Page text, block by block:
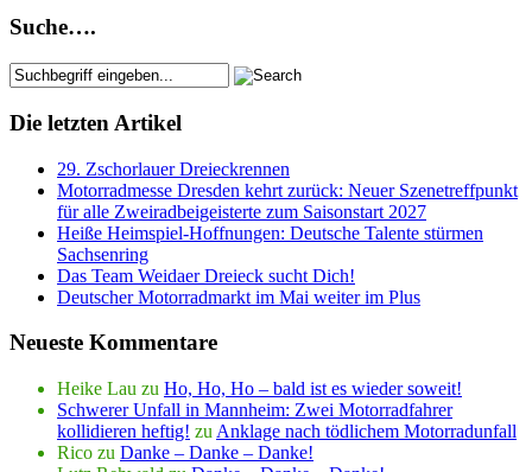
Suche….
Die letzten Artikel
29. Zschorlauer Dreieckrennen
Motorradmesse Dresden kehrt zurück: Neuer Szenetreffpunkt
für alle Zweiradbeigeisterte zum Saisonstart 2027
Heiße Heimspiel-Hoffnungen: Deutsche Talente stürmen
Sachsenring
Das Team Weidaer Dreieck sucht Dich!
Deutscher Motorradmarkt im Mai weiter im Plus
Neueste Kommentare
Heike Lau zu Ho, Ho, Ho – bald ist es wieder soweit!
Schwerer Unfall in Mannheim: Zwei Motorradfahrer
kollidieren heftig! zu Anklage nach tödlichem Motorradunfall
Rico zu Danke – Danke – Danke!